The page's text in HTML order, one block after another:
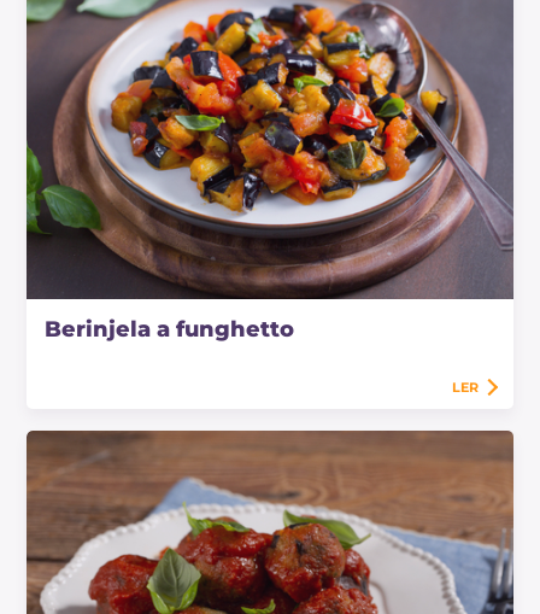
Berinjela a funghetto
LER